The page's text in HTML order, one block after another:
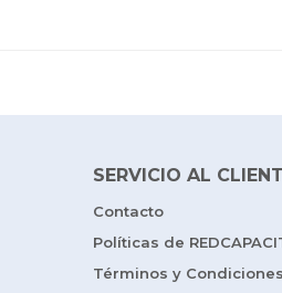
SERVICIO AL
Contacto
Políticas de
Términos y Condiciones